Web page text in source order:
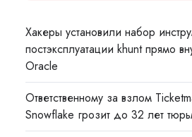
Хакеры установили набор
постэксплуатации khunt прямо
Oracle
Ответственному за взлом
Snowflake грозит до 32 лет